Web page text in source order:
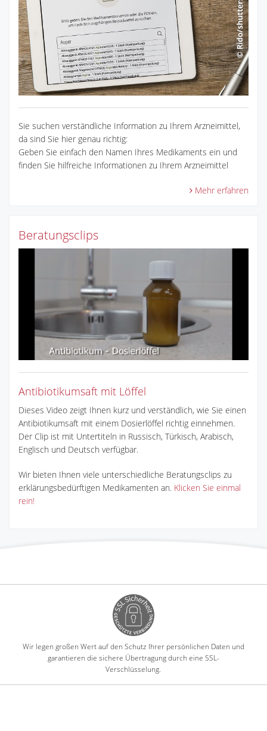
Sie suchen verständliche Information zu Ihrem Arzneimittel,
da sind Sie hier genau richtig:
Geben Sie einfach den Namen Ihres Medikaments ein und
finden Sie hilfreiche Informationen zu Ihrem Arzneimittel
Mehr erfahren
Beratungsclips
Antibiotikumsaft mit Löffel
Dieses Video zeigt Ihnen kurz und verständlich, wie Sie einen
Antibiotikumsaft mit einem Dosierlöffel richtig einnehmen.
Der Clip ist mit Untertiteln in Russisch, Türkisch, Arabisch,
Englisch und Deutsch verfügbar.
Wir bieten Ihnen viele unterschiedliche Beratungsclips zu
erklärungsbedürftigen Medikamenten an. Klicken Sie einmal
rein!
Wir legen großen Wert auf den Schutz Ihrer persönlichen Daten und
garantieren die sichere Übertragung durch eine SSL-
Verschlüsselung.